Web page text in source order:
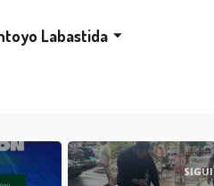
Labastida